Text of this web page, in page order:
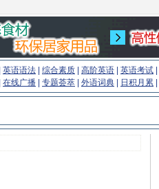
英语语法 综合素质 高阶英语 英语考试
在线广播 专题荟萃 外语词典 日积月累